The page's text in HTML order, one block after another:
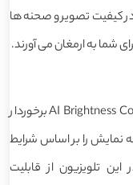
کیفیت تصویر و صحنه ها
شما به ارمغان می آورند.
این تلویزیون از سنسور نور و تکنولوژی AI Brightness Control برخوردار
را بر اساس شرایط
تلویزیون از قابلیت